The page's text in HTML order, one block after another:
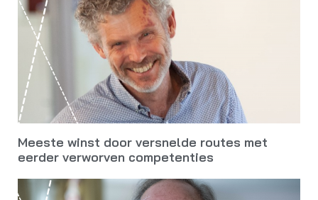
Meeste winst door versnelde routes met
eerder verworven competenties